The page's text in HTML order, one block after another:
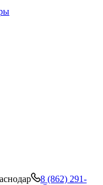
8 (862) 291-